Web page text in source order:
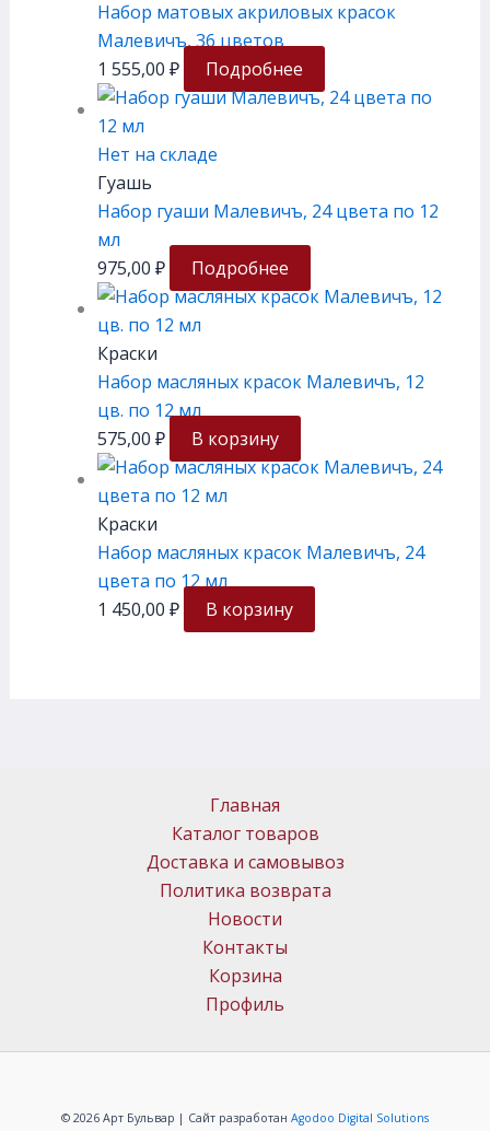
Набор матовых акриловых красок
Малевичъ, 36 цветов
1 555,00 ₽ Подробнее
Нет на складе
Гуашь
Набор гуаши Малевичъ, 24 цвета по 12
мл
975,00 ₽ Подробнее
Краски
Набор масляных красок Малевичъ, 12
цв. по 12 мл
575,00 ₽ В корзину
Краски
Набор масляных красок Малевичъ, 24
цвета по 12 мл
1 450,00 ₽ В корзину
Главная
Каталог товаров
Доставка и самовывоз
Политика возврата
Новости
Контакты
Корзина
Профиль
© 2026 Арт Бульвар | Сайт разработан Agodoo Digital Solutions